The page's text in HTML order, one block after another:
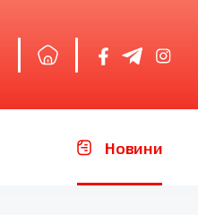
Новини